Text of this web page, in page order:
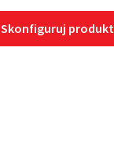
Skonfiguruj produkt